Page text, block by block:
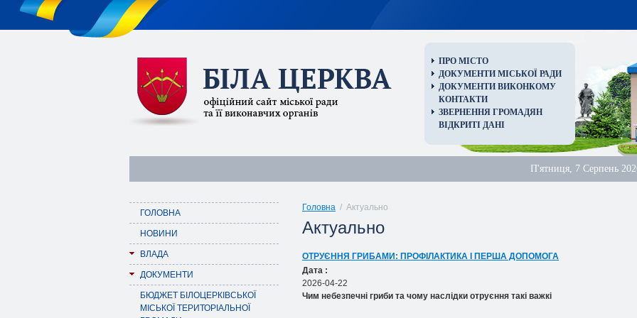
ПРО МІСТО
ДОКУМЕНТИ МІСЬКОЇ РАДИ
ДОКУМЕНТИ ВИКОНКОМУ
КОНТАКТИ
ЗВЕРНЕННЯ ГРОМАДЯН
ВІДКРИТІ ДАНІ
П'ятниця, 7 Серпень
ГОЛОВНА
НОВИНИ
ВЛАДА
ДОКУМЕНТИ
БЮДЖЕТ БІЛОЦЕРКІВСЬКОЇ
МІСЬКОЇ ТЕРИТОРІАЛЬНОЇ
Головна / Актуально
Актуально
ОТРУЄННЯ ГРИБАМИ: ПРОФІЛАКТИКА І ПЕРША ДОПОМОГА
Дата :
2026-04-22
Чим небезпечні гриби та чому наслідки отруєння такі важкі